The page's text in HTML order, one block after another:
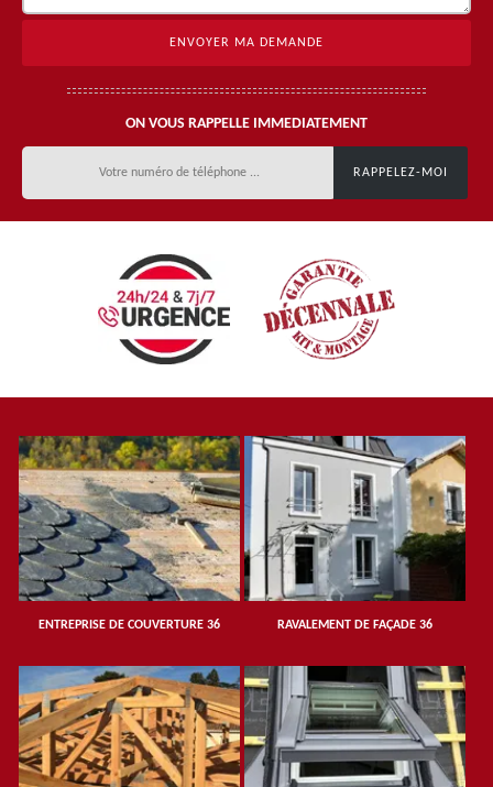
ON VOUS RAPPELLE IMMEDIATEMENT
ENTREPRISE DE COUVERTURE 36 RAVALEMENT DE FAÇADE 36